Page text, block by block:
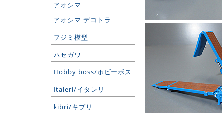
アオシマ
アオシマ デコトラ
フジミ模型
ハセガワ
Hobby boss/ホビーボス
Italeri/イタレリ
kibri/キブリ